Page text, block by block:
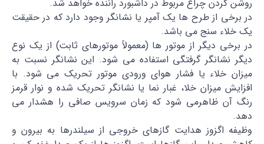
روشن کردن چراغ مربوط در داشبورد راننده خواهد شد.
در برخی از طرح ها یک آمپر یا نشانگر وجود دارد که در حقیقت
یک خلاء سنج می باشد.
در برخی دیگر از موتور ها (معمولاً موتورهای ثابت) از یک نوع
دیگر نشانگر گرفتگی استفاده می شود. این نشانگر نسبت به
میزان خلاء یا فشار هوای ورودی موتور تحریک می شود. با
افزایش میزان خلا، غبار نما یا نشانگر تحریک شده و نوار قرمز
رنگ آن ظاهرمی شود که زمان سرویس صافی را هشدار می
دهد.
وظیفه اگزوز هدایت گازهای خروجی از سیلندرها به بیرون و